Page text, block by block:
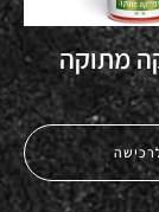
מתוקה